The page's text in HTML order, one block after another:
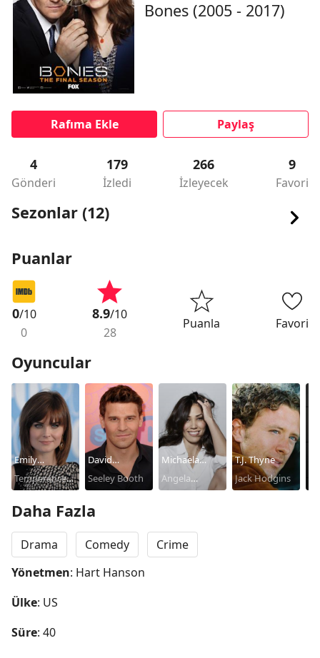
Bones (2005 - 2017)
Rafıma Ekle Paylaş
4
Gönderi
179
İzledi
266
İzleyecek
9
Favori
Sezonlar (12)
Puanlar
0/10
0
8.9/10
28
Puanla Favori
Oyuncular
Emily
Deschanel
Temperance
David
Boreanaz
Seeley Booth
Michaela
Conlin
Angela
T.J. Thyne
Jack Hodgins
Daha Fazla
Drama Comedy
Crime
Yönetmen: Hart Hanson
Ülke: US
Süre: 40